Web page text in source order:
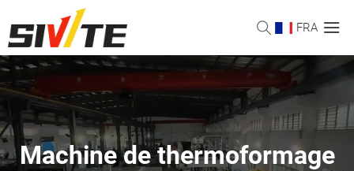
FRA
Machine de thermoformage